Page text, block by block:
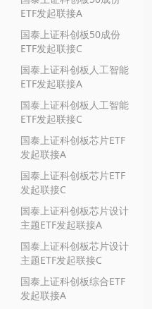
ETF发起联接A
国泰上证科创板50成份
ETF发起联接C
国泰上证科创板人工智能
ETF发起联接A
国泰上证科创板人工智能
ETF发起联接C
国泰上证科创板芯片ETF
发起联接A
国泰上证科创板芯片ETF
发起联接C
国泰上证科创板芯片设计
主题ETF发起联接A
国泰上证科创板芯片设计
主题ETF发起联接C
国泰上证科创板综合ETF
发起联接A